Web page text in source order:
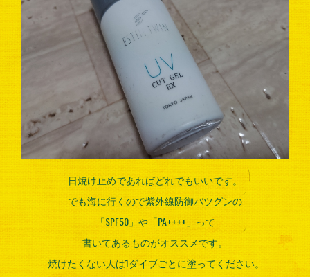
日焼け止めであればどれでもいいです。
でも海に行くので紫外線防御バツグンの
「SPF50」や「PA++++」って
書いてあるものがオススメです。
焼けたくない人は1ダイブごとに塗ってください。